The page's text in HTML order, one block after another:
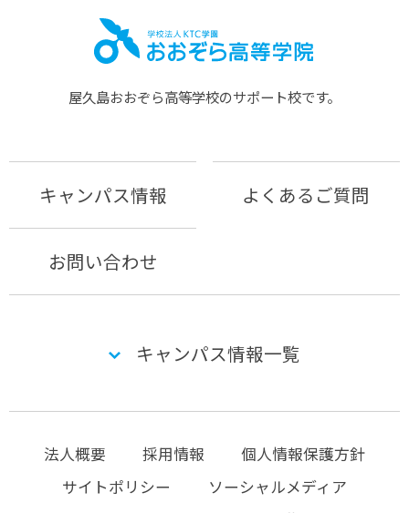
屋久島おおぞら⾼等学校のサポート校です。
キャンパス情報 よくあるご質問
お問い合わせ
キャンパス情報一覧
法人概要 採用情報
個人情報保護方針
サイトポリシー
ソーシャルメディア